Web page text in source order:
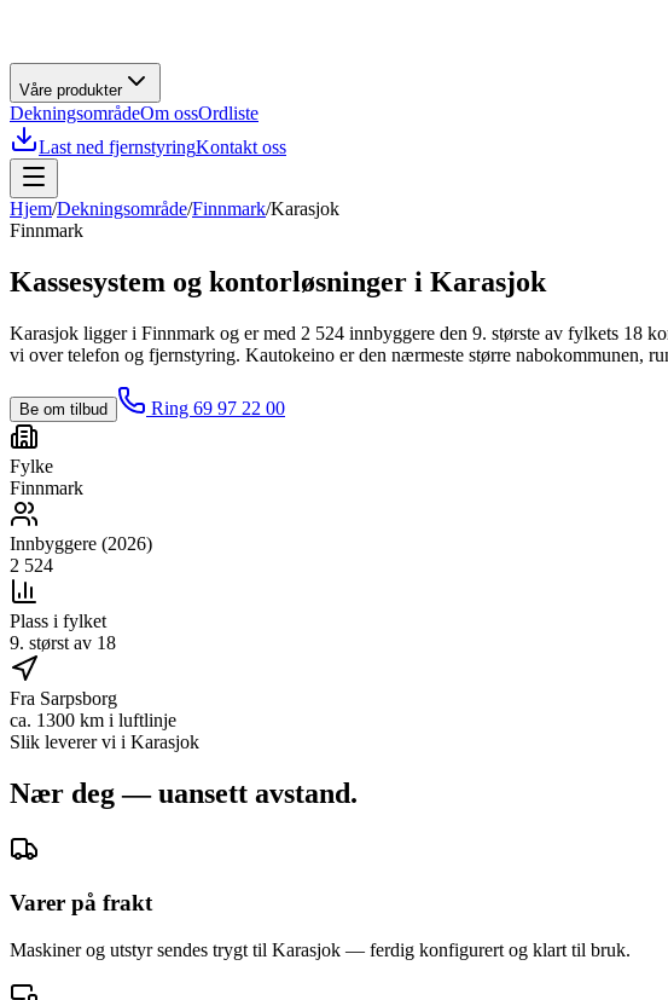
Våre produkter
DekningsområdeOm ossOrdliste
Last ned fjernstyringKontakt oss
Hjem/Dekningsområde/Finnmark/Karasjok
Finnmark
Kassesystem og kontorløsninger i Karasjok
Karasjok ligger i Finnmark og er med 2 524 innbyggere den 9. største av fylkets 18
vi over telefon og fjernstyring. Kautokeino er den nærmeste større nabokommunen,
Be om tilbud Ring 69 97 22 00
Fylke
Finnmark
Innbyggere (2026)
2 524
Plass i fylket
9. størst av 18
Fra Sarpsborg
ca. 1300 km i luftlinje
Slik leverer vi i Karasjok
Nær deg — uansett avstand.
Varer på frakt
Maskiner og utstyr sendes trygt til Karasjok — ferdig konfigurert og klart til bruk.